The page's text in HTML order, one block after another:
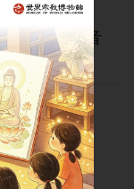
：從印度音